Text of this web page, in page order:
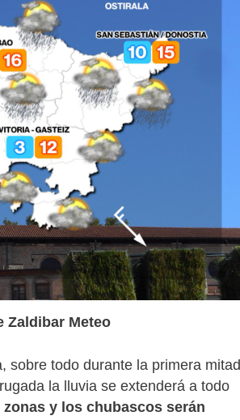
Zaldibar Meteo
sobre todo durante la primera mitad
la lluvia se extenderá a todo
y los chubascos serán